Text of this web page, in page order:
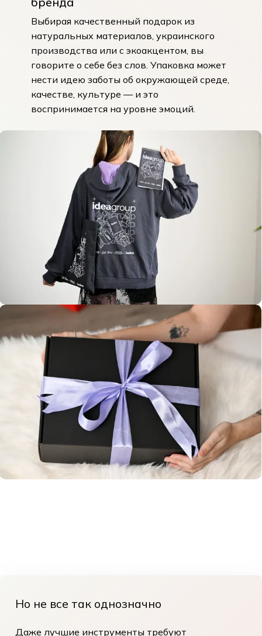
Корзина пуста.
До Магазину
Выбирая качественный подарок из
натуральных материалов, украинского
производства или с экоакцентом, вы
говорите о себе без слов. Упаковка может
нести идею заботы об окружающей среде,
качестве, культуре — и это
воспринимается на уровне эмоций.
Но не все так однозначно
Даже лучшие инструменты требуют